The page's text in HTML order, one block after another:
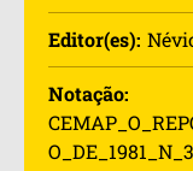
Editor(es):
Notação: